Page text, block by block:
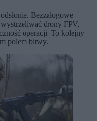
Bezzałogowe
drony FPV,
operacji. To kolejny
polem bitwy.